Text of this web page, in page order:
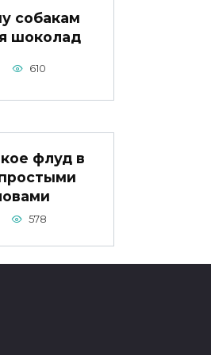
собакам
шоколад
610
флуд в
578